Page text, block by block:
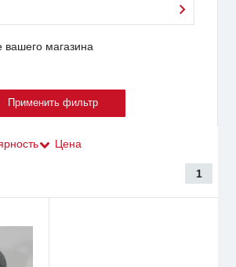
вашего магазина
Цена
1